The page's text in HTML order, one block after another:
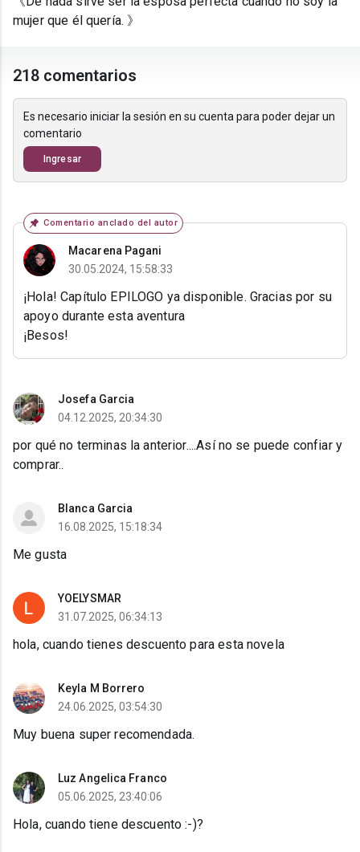
mujer que él quería. 》
218 comentarios
Es necesario iniciar la sesión en su cuenta para poder dejar un
comentario
Ingresar
Comentario anclado del autor
Macarena Pagani
30.05.2024, 15:58:33
¡Hola! Capítulo EPILOGO ya disponible. Gracias por su
apoyo durante esta aventura
¡Besos!
Josefa Garcia
04.12.2025, 20:34:30
por qué no terminas la anterior....Así no se puede confiar y
comprar..
Blanca Garcia
16.08.2025, 15:18:34
Me gusta
YOELYSMAR
31.07.2025, 06:34:13
hola, cuando tienes descuento para esta novela
Keyla M Borrero
24.06.2025, 03:54:30
Muy buena super recomendada.
Luz Angelica Franco
05.06.2025, 23:40:06
Hola, cuando tiene descuento :-)?